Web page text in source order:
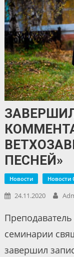
ПЕСНЕЙ»
Новости Новости
24.11.2020
семинарии
завершил